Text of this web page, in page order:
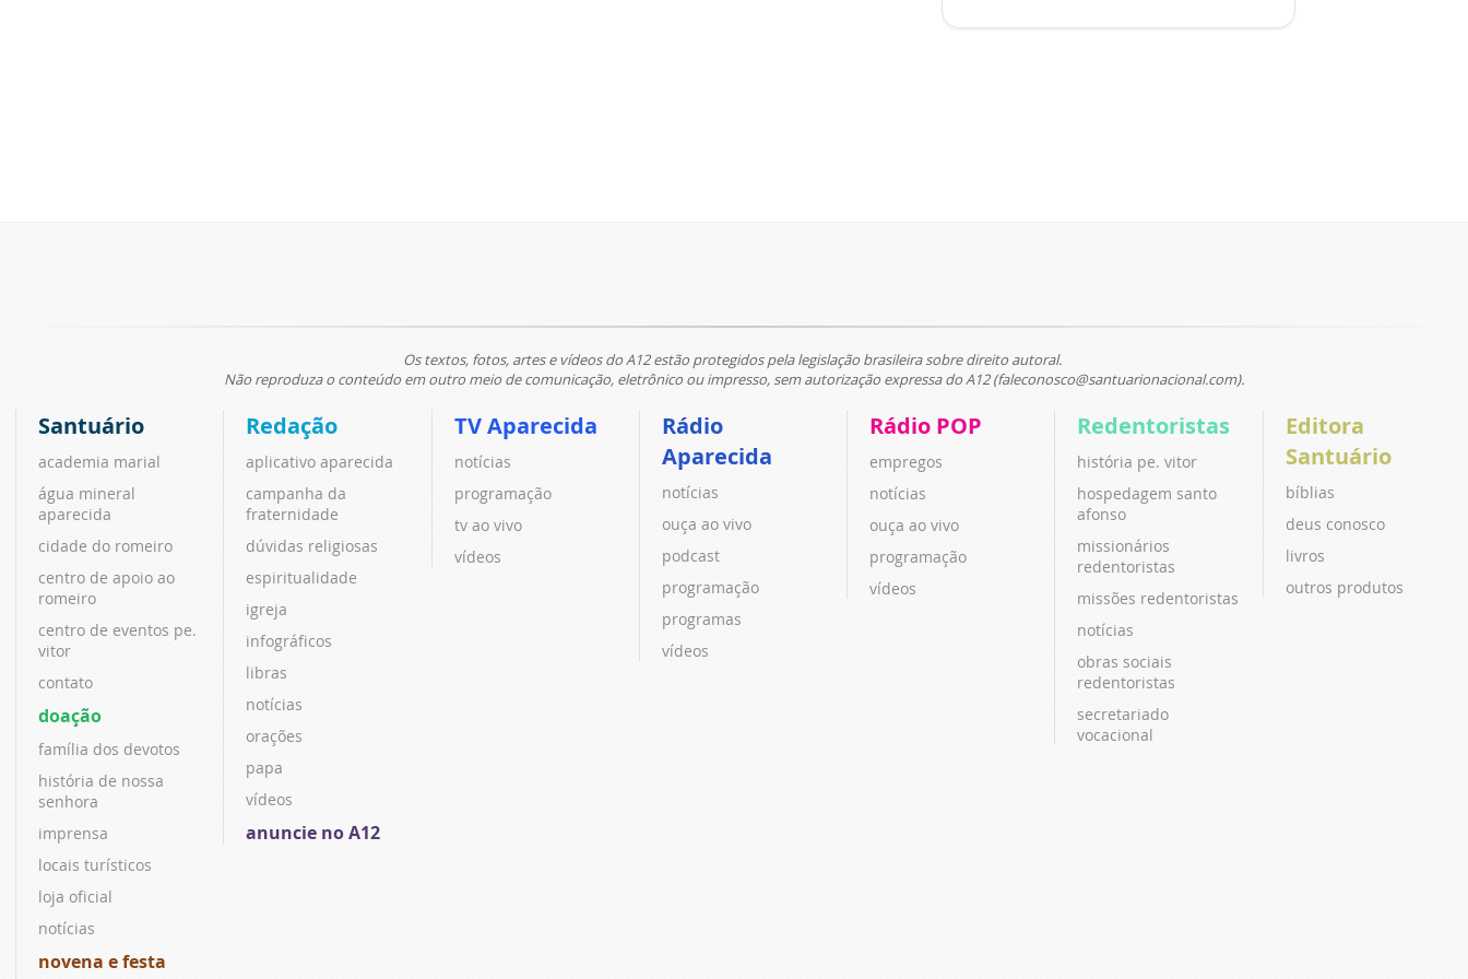
Os textos, fotos, artes e vídeos do A12 estão protegidos pela legislação brasileira sobre direito autoral.
Não reproduza o conteúdo em outro meio de comunicação, eletrônico ou impresso, sem autorização expressa do A12 (faleconosco@santuarionacional.com).
Santuário
academia marial
água mineral
aparecida
cidade do romeiro
centro de apoio ao
romeiro
centro de eventos pe.
vitor
contato
doação
família dos devotos
história de nossa
senhora
imprensa
locais turísticos
loja oficial
notícias
novena e festa
Redação
aplicativo aparecida
campanha da
fraternidade
dúvidas religiosas
espiritualidade
igreja
infográficos
libras
notícias
orações
papa
vídeos
anuncie no A12
TV Aparecida
notícias
programação
tv ao vivo
vídeos
Rádio
Aparecida
notícias
ouça ao vivo
podcast
programação
programas
vídeos
Rádio POP
empregos
notícias
ouça ao vivo
programação
vídeos
Redentoristas
história pe. vitor
hospedagem santo
afonso
missionários
redentoristas
missões redentoristas
notícias
obras sociais
redentoristas
secretariado
vocacional
Editora
Santuário
bíblias
deus conosco
livros
outros produtos